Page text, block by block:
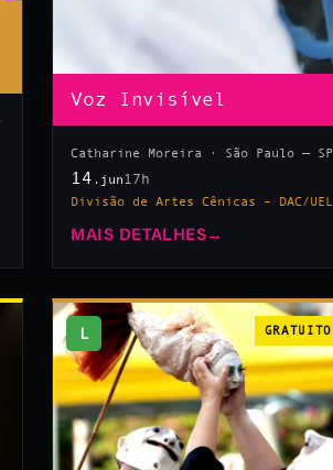
Voz Invisível
Catharine Moreira · São Paulo — SP
14 .jun 17h
Divisão de Artes Cênicas – DAC/UEL
MAIS DETALHES →
L GRATUITO